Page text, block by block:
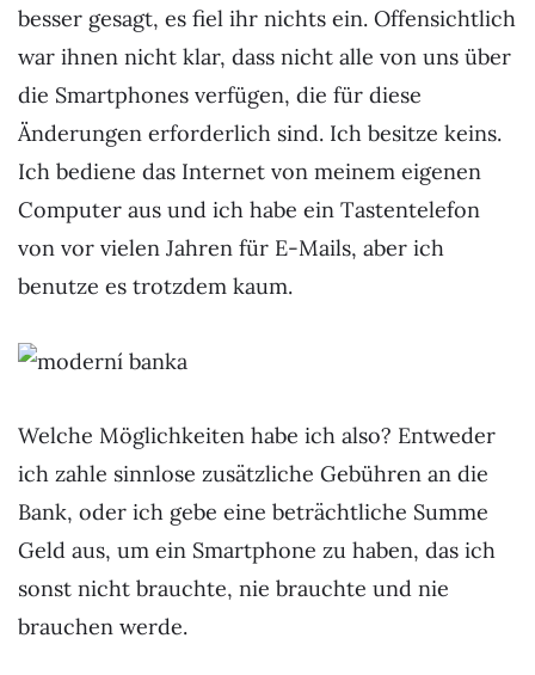
besser gesagt, es fiel ihr nichts ein. Offensichtlich
war ihnen nicht klar, dass nicht alle von uns über
die Smartphones verfügen, die für diese
Änderungen erforderlich sind. Ich besitze keins.
Ich bediene das Internet von meinem eigenen
Computer aus und ich habe ein Tastentelefon
von vor vielen Jahren für E-Mails, aber ich
benutze es trotzdem kaum.
Welche Möglichkeiten habe ich also? Entweder
ich zahle sinnlose zusätzliche Gebühren an die
Bank, oder ich gebe eine beträchtliche Summe
Geld aus, um ein Smartphone zu haben, das ich
sonst nicht brauchte, nie brauchte und nie
brauchen werde.